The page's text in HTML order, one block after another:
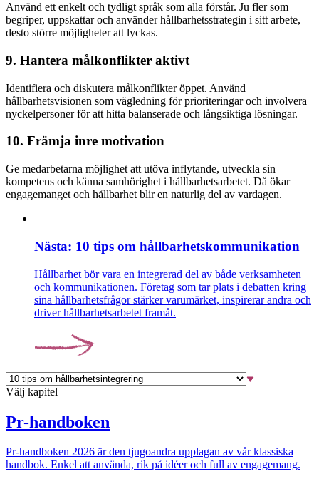
Använd ett enkelt och tydligt språk som alla förstår. Ju fler som
begriper, uppskattar och använder hållbarhetsstrategin i sitt arbete,
desto större möjligheter att lyckas.
9. Hantera målkonflikter aktivt
Identifiera och diskutera målkonflikter öppet. Använd
hållbarhetsvisionen som vägledning för prioriteringar och involvera
nyckelpersoner för att hitta balanserade och långsiktiga lösningar.
10. Främja inre motivation
Ge medarbetarna möjlighet att utöva inflytande, utveckla sin
kompetens och känna samhörighet i hållbarhetsarbetet. Då ökar
engagemanget och hållbarhet blir en naturlig del av vardagen.
Nästa: 10 tips om hållbarhetskommunikation
Hållbarhet bör vara en integrerad del av både verksamheten
och kommunikationen. Företag som tar plats i debatten kring
sina hållbarhetsfrågor stärker varumärket, inspirerar andra och
driver hållbarhetsarbetet framåt.
Välj kapitel
Pr-handboken
Pr-handboken 2026 är den tjugoandra upplagan av vår klassiska
handbok. Enkel att använda, rik på idéer och full av engagemang.